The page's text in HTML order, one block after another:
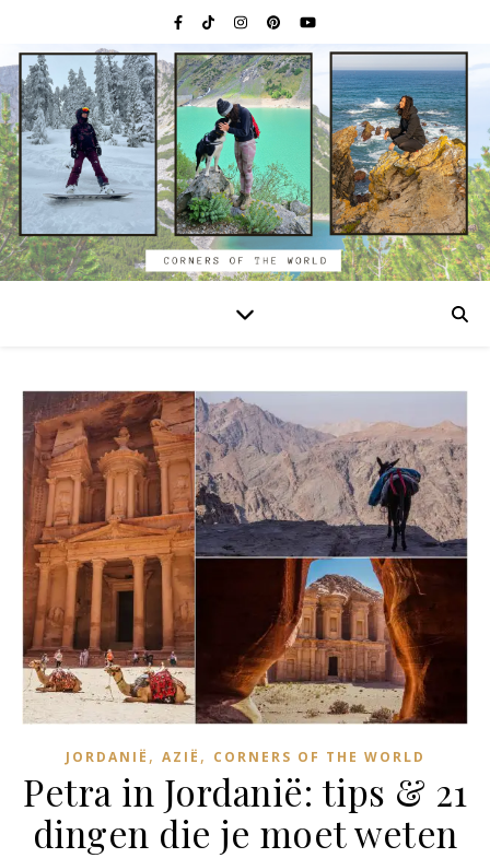
JORDANIË , AZIË , CORNERS OF THE WORLD
Petra in Jordanië: tips & 21
dingen die je moet weten